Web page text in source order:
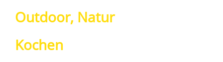
Outdoor, Natur
Kochen